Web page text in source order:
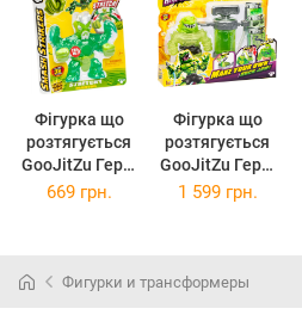
Фігурка що
розтягується
GooJitZu Герої
Гуджитсу
Фігурка що
розтягується
GooJitZu Герої
Гуджитсу Рок
42947
669 грн. 1 599 грн.
Фигурки и трансформеры